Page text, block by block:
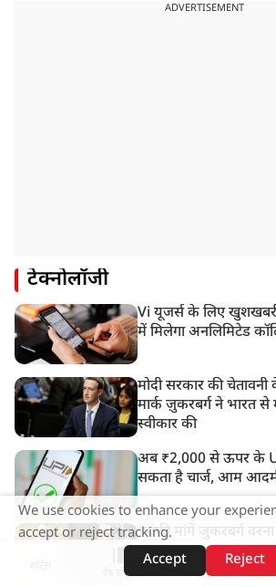
ADVERTISEMENT
टेक्नोलॉजी
Vi यूजर्स के लिए
में मिलेगा अनलिमिटेड
मोदी सरकार की
मार्क ज़ुकरबर्ग ने भारत से
स्वीकार की
अब ₹2,000 से ऊपर के
सकता है चार्ज, आम
‘मांफी मांगें जुकरबर्ग
तैयार’, PM मोदी की
समिति ने Meta को लगाई
वेब स्टोरीज़
We use cookies to enhance your
accept or reject tracking.
Accept
Reject